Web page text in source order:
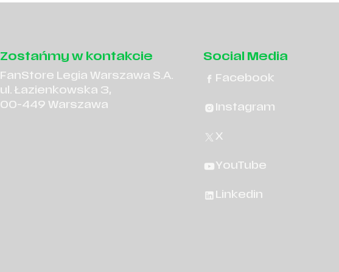
Zostańmy w kontakcie
FanStore Legia Warszawa S.A.
ul. Łazienkowska 3,
00-449 Warszawa
Social Media
Facebook
Instagram
X
YouTube
Linkedin